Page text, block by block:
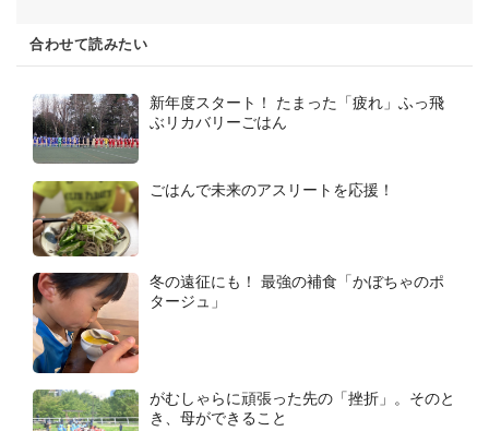
合わせて読みたい
新年度スタート！ たまった「疲れ」ふっ飛
ぶリカバリーごはん
ごはんで未来のアスリートを応援！
冬の遠征にも！ 最強の補食「かぼちゃのポ
タージュ」
がむしゃらに頑張った先の「挫折」。そのと
き、母ができること